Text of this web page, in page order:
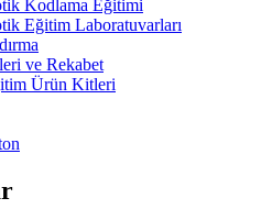
Kodlama Eğitimi
Eğitim Laboratuvarları
ve Rekabet
Ürün Kitleri